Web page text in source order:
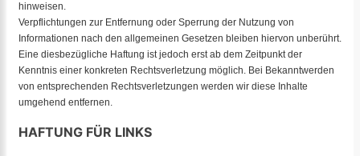
hinweisen.
Verpflichtungen zur Entfernung oder Sperrung der Nutzung von
Informationen nach den allgemeinen Gesetzen bleiben hiervon unberührt.
Eine diesbezügliche Haftung ist jedoch erst ab dem Zeitpunkt der
Kenntnis einer konkreten Rechtsverletzung möglich. Bei Bekanntwerden
von entsprechenden Rechtsverletzungen werden wir diese Inhalte
umgehend entfernen.
HAFTUNG FÜR LINKS